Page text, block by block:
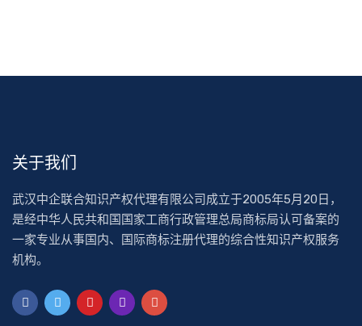
关于我们
武汉中企联合知识产权代理有限公司成立于2005年5月20日，
是经中华人民共和国国家工商行政管理总局商标局认可备案的
一家专业从事国内、国际商标注册代理的综合性知识产权服务
机构。